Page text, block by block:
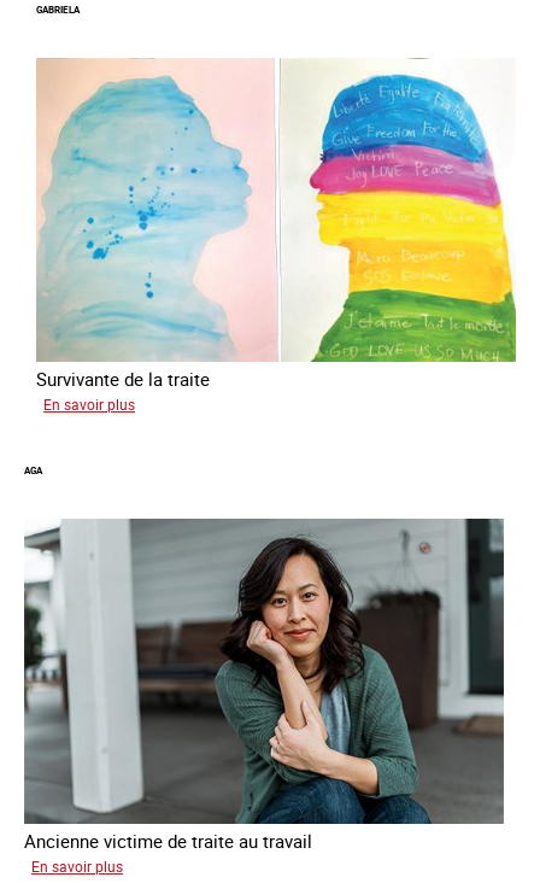
GABRIELA
Survivante de la traite
En savoir plus
AGA
Ancienne victime de traite au travail
En savoir plus